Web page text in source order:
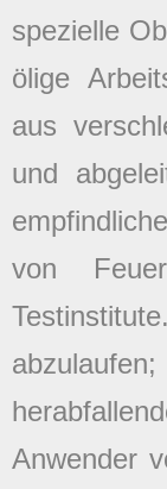
spezielle
ölige
aus
und
von
Testinstitute.
Anwender